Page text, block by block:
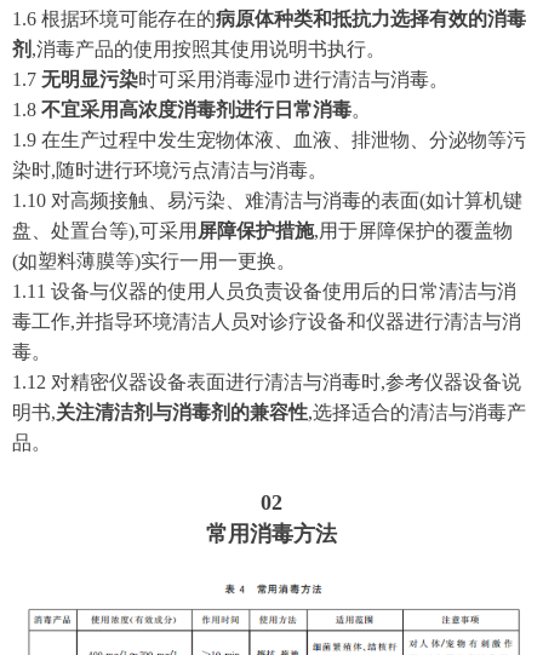
1.6 根据环境可能存在的病原体种类和抵抗力选择有效的消毒
剂 ,消毒产品的使用按照其使用说明书执行。
1.7 无明显污染时可采用消毒湿巾进行清洁与消毒。
1.8 不宜采用高浓度消毒剂进行日常消毒。
1.9 在生产过程中发生宠物体液、血液、排泄物、分泌物等污
染时,随时进行环境污点清洁与消毒。
1.10 对高频接触、易污染、难清洁与消毒的表面(如计算机键
盘、处置台等),可采用 屏障保护措施,用于屏障保护的覆盖物
(如塑料薄膜等)实行一用一更换。
1.11 设备与仪器的使用人员负责设备使用后的日常清洁与消
毒工作,并指导环境清洁人员对诊疗设备和仪器进行清洁与消
毒。
1.12 对精密仪器设备表面进行清洁与消毒时,参考仪器设备说
明书,关注清洁剂与消毒剂的兼容性,选择适合的清洁与消毒产
品。
02
常用消毒方法